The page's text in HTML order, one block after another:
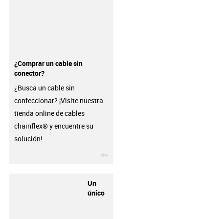
¿Comprar un cable sin
conector?
¿Busca un cable sin
confeccionar? ¡Visite nuestra
tienda online de cables
chainflex® y encuentre su
solución!
Un
único